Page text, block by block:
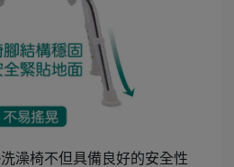
澡椅不但具備良好的安全性